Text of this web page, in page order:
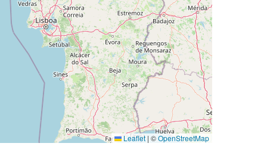
Leaflet | ©OpenStreetMap